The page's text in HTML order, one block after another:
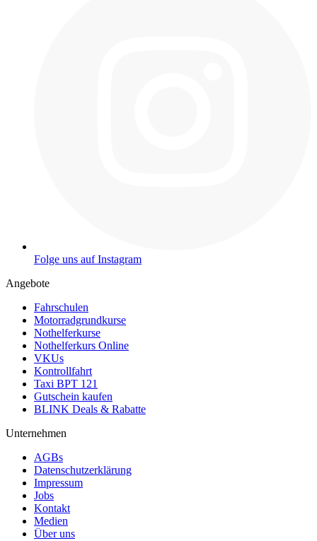
Folge uns auf Instagram
Angebote
Fahrschulen
Motorradgrundkurse
Nothelferkurse
Nothelferkurs Online
VKUs
Kontrollfahrt
Taxi BPT 121
Gutschein kaufen
BLINK Deals & Rabatte
Unternehmen
AGBs
Datenschutzerklärung
Impressum
Jobs
Kontakt
Medien
Über uns